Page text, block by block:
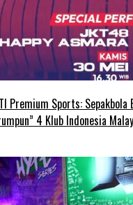
Premium Sports:
4 Klub Indonesia